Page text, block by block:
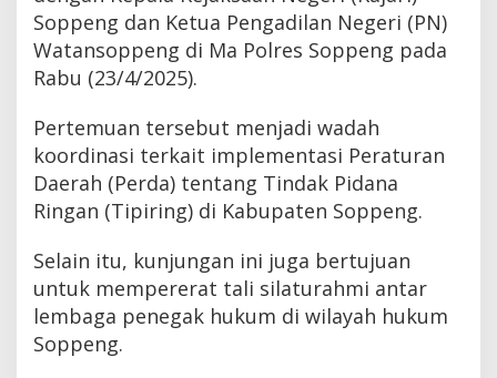
Soppeng dan Ketua Pengadilan Negeri (PN)
Watansoppeng di Ma Polres Soppeng pada
Rabu (23/4/2025).
Pertemuan tersebut menjadi wadah
koordinasi terkait implementasi Peraturan
Daerah (Perda) tentang Tindak Pidana
Ringan (Tipiring) di Kabupaten Soppeng.
Selain itu, kunjungan ini juga bertujuan
untuk mempererat tali silaturahmi antar
lembaga penegak hukum di wilayah hukum
Soppeng.